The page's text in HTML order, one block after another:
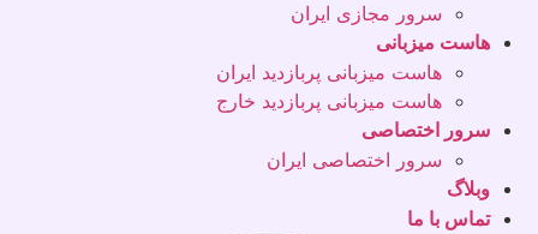
سرور مجازی ایران
هاست میزبانی
هاست میزبانی پربازدید ایران
هاست میزبانی پربازدید خارج
سرور اختصاصی
سرور اختصاصی ایران
وبلاگ
تماس با ما